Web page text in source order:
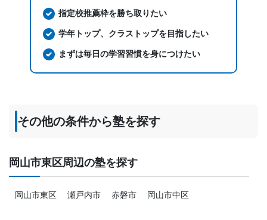
指定校推薦枠を勝ち取りたい
学年トップ、クラストップを目指したい
まずは毎日の学習習慣を身につけたい
その他の条件から塾を探す
岡山市東区周辺の塾を探す
岡山市東区 瀬戸内市 赤磐市 岡山市中区